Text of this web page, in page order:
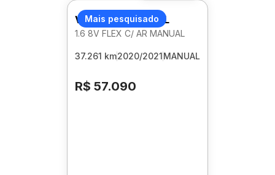
Mais pesquisado
VOLKSWAGEN GOL
1.6 8V FLEX C/ AR MANUAL
37.261 km2020/2021MANUAL
R$ 57.090